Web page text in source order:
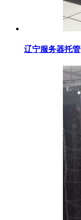
辽宁服务器托管